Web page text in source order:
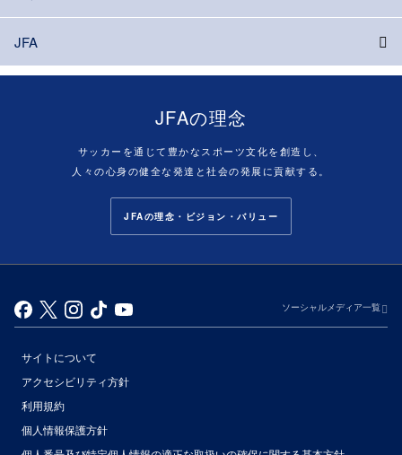
JFA
JFAの理念
サッカーを通じて豊かなスポーツ文化を創造し、
人々の心身の健全な発達と社会の発展に貢献する。
JFAの理念・ビジョン・バリュー
ソーシャルメディア一覧
サイトについて
アクセシビリティ方針
利用規約
個人情報保護方針